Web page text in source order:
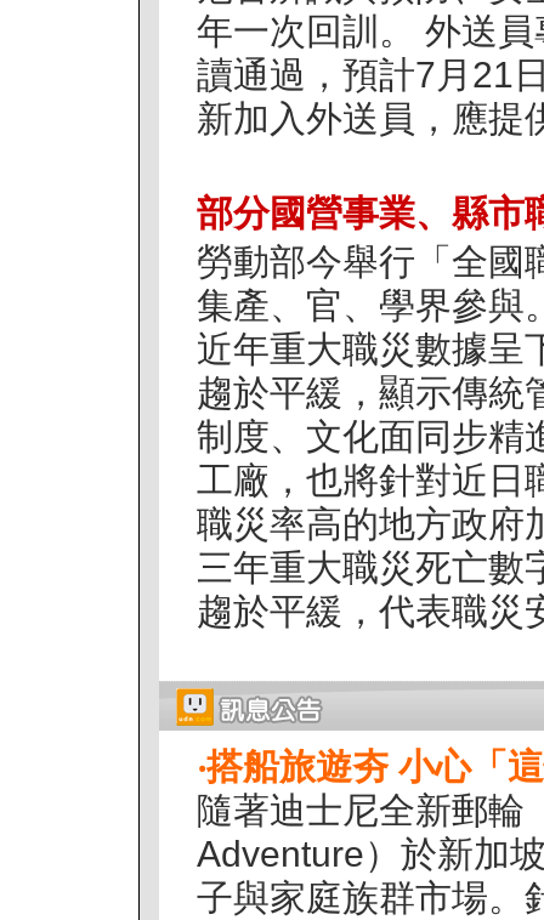
年一次回訓。 外送
讀通過，預計7月21
新加入外送員，應提
部分國營事業、縣市
勞動部今舉行「全國
集產、官、學界參與
近年重大職災數據呈
趨於平緩，顯示傳統
制度、文化面同步精
工廠，也將針對近日
職災率高的地方政府
三年重大職災死亡數
趨於平緩，代表職災
‧搭船旅遊夯 小心「
隨著迪士尼全新郵輪
Adventure）於新加
子與家庭族群市場。